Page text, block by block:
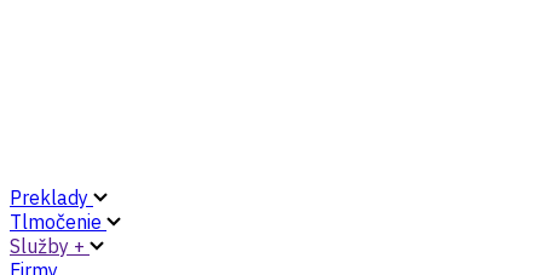
Preklady
Tlmočenie
Služby +
Firmy